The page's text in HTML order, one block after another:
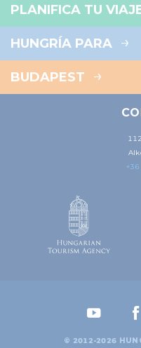
PLANIFICA TU
HUNGRÍA PARA
BUDAPEST
© 2012-2026